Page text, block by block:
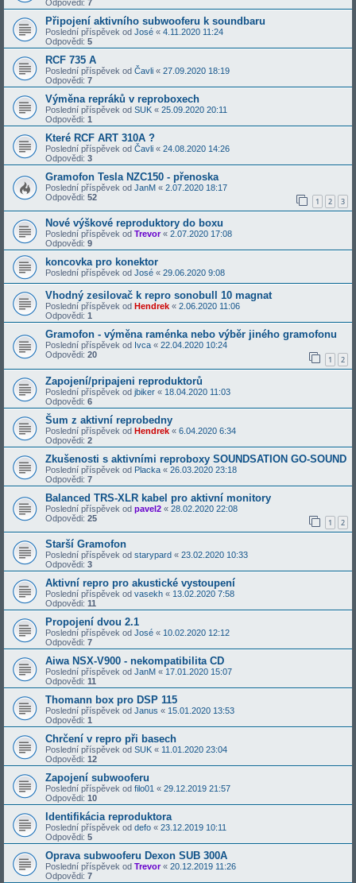
Odpovědi: 7
Připojení aktivního subwooferu k soundbaru
Poslední příspěvek od José « 4.11.2020 11:24
Odpovědi: 5
RCF 735 A
Poslední příspěvek od Čavli « 27.09.2020 18:19
Odpovědi: 7
Výměna repráků v reproboxech
Poslední příspěvek od SUK « 25.09.2020 20:11
Odpovědi: 1
Které RCF ART 310A ?
Poslední příspěvek od Čavli « 24.08.2020 14:26
Odpovědi: 3
Gramofon Tesla NZC150 - přenoska
Poslední příspěvek od JanM « 2.07.2020 18:17
Odpovědi: 52 1 2 3
Nové výškové reproduktory do boxu
Poslední příspěvek od Trevor« 2.07.2020 17:08
Odpovědi: 9
koncovka pro konektor
Poslední příspěvek od José « 29.06.2020 9:08
Vhodný zesilovač k repro sonobull 10 magnat
Poslední příspěvek od Hendrek « 2.06.2020 11:06
Odpovědi: 1
Gramofon - výměna raménka nebo výběr jiného gramofonu
Poslední příspěvek od Ivca « 22.04.2020 10:24
Odpovědi: 20 1 2
Zapojení/pripajeni reproduktorů
Poslední příspěvek od jbiker « 18.04.2020 11:03
Odpovědi: 6
Šum z aktivní reprobedny
Poslední příspěvek od Hendrek « 6.04.2020 6:34
Odpovědi: 2
Zkušenosti s aktivními reproboxy SOUNDSATION GO-SOUND
Poslední příspěvek od Placka « 26.03.2020 23:18
Odpovědi: 7
Balanced TRS-XLR kabel pro aktivní monitory
Poslední příspěvek od pavel2 « 28.02.2020 22:08
Odpovědi: 25 1 2
Starší Gramofon
Poslední příspěvek od starypard « 23.02.2020 10:33
Odpovědi: 3
Aktivní repro pro akustické vystoupení
Poslední příspěvek od vasekh « 13.02.2020 7:58
Odpovědi: 11
Propojení dvou 2.1
Poslední příspěvek od José « 10.02.2020 12:12
Odpovědi: 7
Aiwa NSX-V900 - nekompatibilita CD
Poslední příspěvek od JanM « 17.01.2020 15:07
Odpovědi: 11
Thomann box pro DSP 115
Poslední příspěvek od Janus « 15.01.2020 13:53
Odpovědi: 1
Chrčení v repro při basech
Poslední příspěvek od SUK « 11.01.2020 23:04
Odpovědi: 12
Zapojení subwooferu
Poslední příspěvek od filo01 « 29.12.2019 21:57
Odpovědi: 10
Identifikácia reproduktora
Poslední příspěvek od defo « 23.12.2019 10:11
Odpovědi: 5
Oprava subwooferu Dexon SUB 300A
Poslední příspěvek od Trevor« 20.12.2019 11:26
Odpovědi: 7